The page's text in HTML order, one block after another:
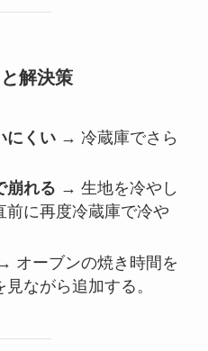
解決策
にくい→ 冷蔵庫でさら
崩れる → 生地を冷やし
前に再度冷蔵庫で冷や
オーブンの焼き時間を
ながら追加する。